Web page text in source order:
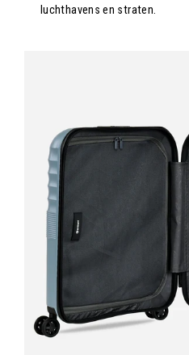
luchthavens en straten.